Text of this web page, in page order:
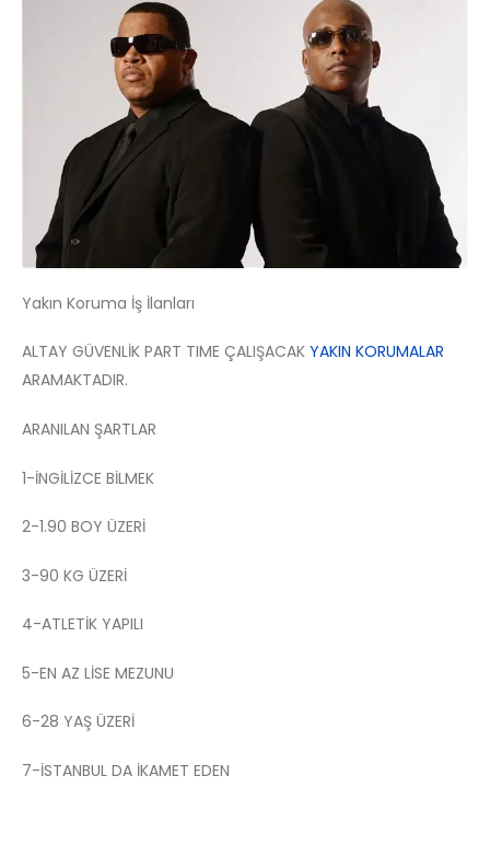
Yakın Koruma İş İlanları
ALTAY GÜVENLİK PART TIME ÇALIŞACAK YAKIN KORUMALAR
ARAMAKTADIR.
ARANILAN ŞARTLAR
1-İNGİLİZCE BİLMEK
2-1.90 BOY ÜZERİ
3-90 KG ÜZERİ
4-ATLETİK YAPILI
5-EN AZ LİSE MEZUNU
6-28 YAŞ ÜZERİ
7-İSTANBUL DA İKAMET EDEN